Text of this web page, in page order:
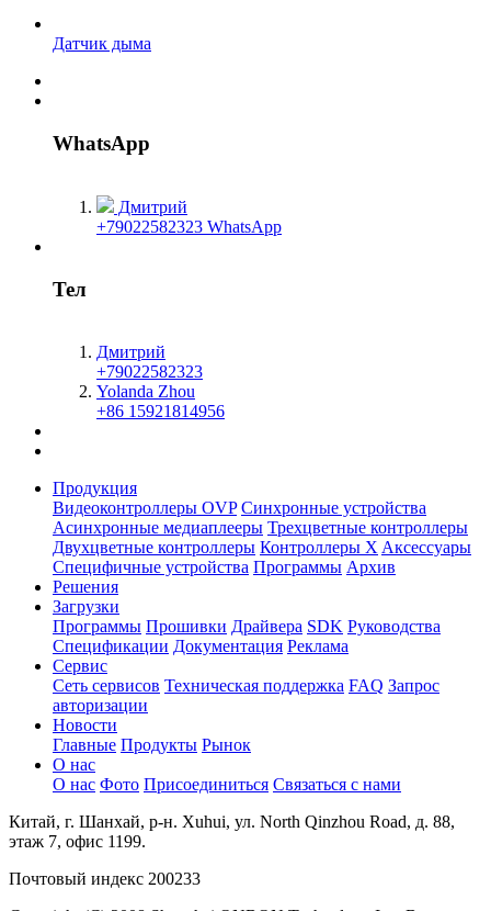
Датчик дыма
WhatsApp
Дмитрий
+79022582323 WhatsApp
Тел
Дмитрий
+79022582323
Yolanda Zhou
+86 15921814956
Продукция
Видеоконтроллеры OVP Синхронные устройства
Асинхронные медиаплееры Трехцветные контроллеры
Двухцветные контроллеры Контроллеры X Aксессуары
Специфичные устройства Программы Архив
Решения
Загрузки
Программы Прошивки Драйвера SDK Руководства
Спецификации Документация Реклама
Сервис
Сеть сервисов Техническая поддержка FAQ Запрос
авторизации
Новости
Главные Продукты Рынок
О нас
О нас Фото Присоединиться Связаться с нами
Китай, г. Шанхай, р-н. Xuhui, ул. North Qinzhou Road, д. 88,
этаж 7, офис 1199.
Почтовый индекс 200233